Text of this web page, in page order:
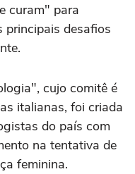
curam" para
principais desafios
cujo comitê é
italianas, foi criada
do país com
na tentativa de
feminina.